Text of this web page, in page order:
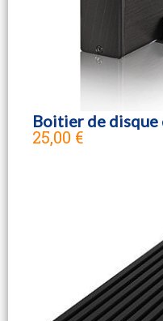
Boitier de disque
25,00 €